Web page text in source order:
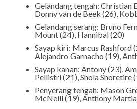
Gelandang tengah: Christian
Donny van de Beek (26),
Gelandang serang: Bruno
Mount (24), Hannibal (20)
Sayap kiri: Marcus Rashford
Alejandro Garnacho (19),
Sayap kanan: Antony (23),
Pellistri (21), Shola Shoretire
Penyerang tengah: Mason
McNeill (19), Anthony